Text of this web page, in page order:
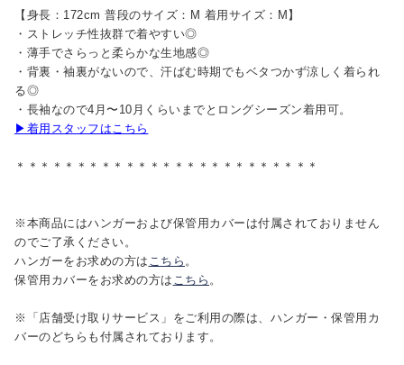
【身長：172cm 普段のサイズ：M 着用サイズ：M】
・ストレッチ性抜群で着やすい◎
・薄手でさらっと柔らかな生地感◎
・背裏・袖裏がないので、汗ばむ時期でもベタつかず涼しく着られ
る◎
・長袖なので4月〜10月くらいまでとロングシーズン着用可。
▶着用スタッフはこちら
＊＊＊＊＊＊＊＊＊＊＊＊＊＊＊＊＊＊＊＊＊＊＊＊＊
※本商品にはハンガーおよび保管用カバーは付属されておりません
のでご了承ください。
ハンガーをお求めの方は こちら 。
保管用カバーをお求めの方は こちら 。
※「店舗受け取りサービス」をご利用の際は、ハンガー・保管用カ
バーのどちらも付属されております。